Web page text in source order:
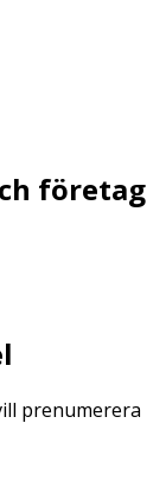
företag
prenumerera